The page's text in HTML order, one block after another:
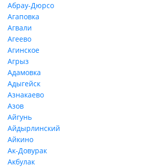
Абрау-Дюрсо
Агаповка
Агвали
Агеево
Агинское
Агрыз
Адамовка
Адыгейск
Азнакаево
Азов
Айгунь
Айдырлинский
Айкино
Ак-Довурак
Акбулак